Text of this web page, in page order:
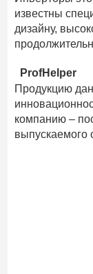
известны
дизайну,
ProfHelper
Продукцию
компанию –
выпускаемого